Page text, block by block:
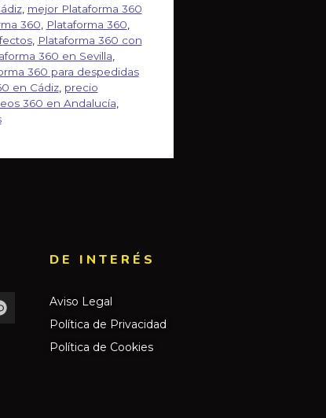
, mejor Plataforma 360
360 Plataforma 360
, Plataforma 360 con
360 en Sevilla
360 para despedidas
en Cádiz, precio
360 en Andalucía
DE INTERÉS​
Aviso Legal
Política de Privacidad
Política de Cookies